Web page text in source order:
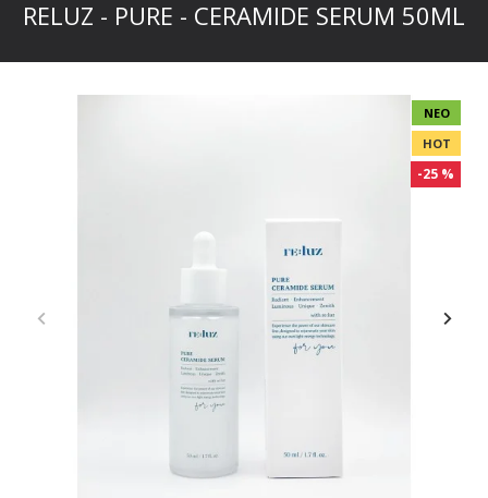
RELUZ - PURE - CERAMIDE SERUM 50ML
ΝΈΟ
HOT
-25 %